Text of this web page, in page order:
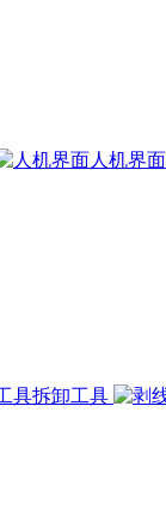
人机界面
拆卸工具